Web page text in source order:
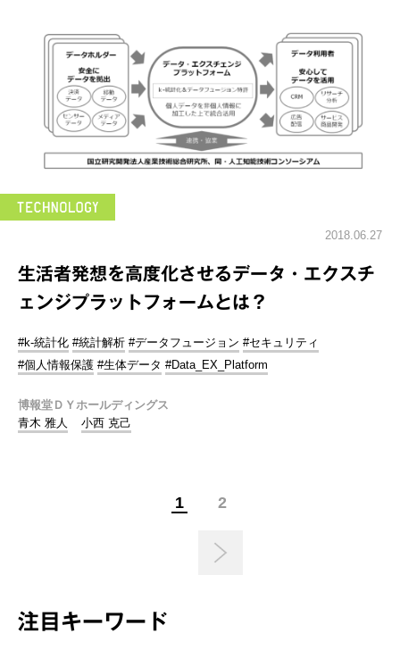
2018.06.27
生活者発想を高度化させるデータ・エクスチ
ェンジプラットフォームとは？
#k-統計化 #統計解析 #データフュージョン #セキュリティ
#個人情報保護 #生体データ #Data_EX_Platform
博報堂ＤＹホールディングス
青木 雅人
小西 克己
1 2
注目キーワード